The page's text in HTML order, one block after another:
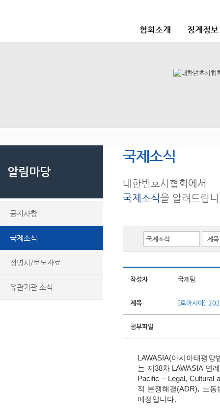
협회소개 징계정
알림마당
공지사항
국제소식
성명서/보도자료
유관기관 소식
국제소식
대한변호사협회에서
국제소식을 알려드립
작성자 국제팀
제목 [로아시아]
첨부파일
LAWASIA(아시아태평
는 제38차 LAWASIA 연
Pacific – Legal, Cultural
적 분쟁해결(ADR), 노
예정입니다.